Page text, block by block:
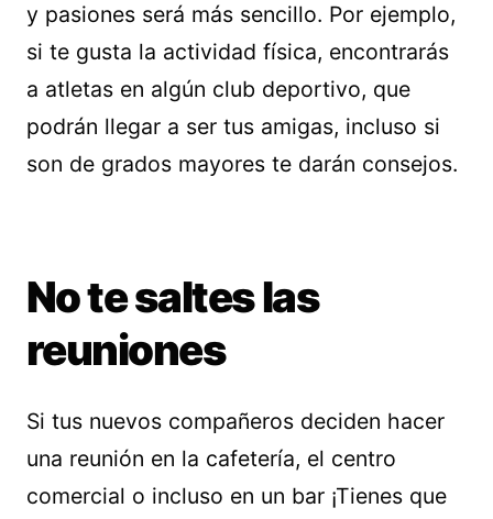
y pasiones será más sencillo. Por ejemplo,
si te gusta la actividad física, encontrarás
a atletas en algún club deportivo, que
podrán llegar a ser tus amigas, incluso si
son de grados mayores te darán consejos.
No te saltes las
reuniones
Si tus nuevos compañeros deciden hacer
una reunión en la cafetería, el centro
comercial o incluso en un bar ¡Tienes que